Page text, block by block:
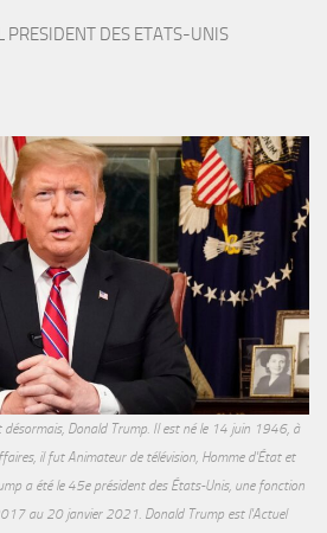
PRESIDENT DES ETATS-UNIS
désormais, Donald Trump. Il est né le 14 juin 1946, à
il fut Animateur de télévision, Homme d'État et
a été le 45e président des États-Unis, une fonction
au 20 janvier 2021. Donald Trump est l'Actuel